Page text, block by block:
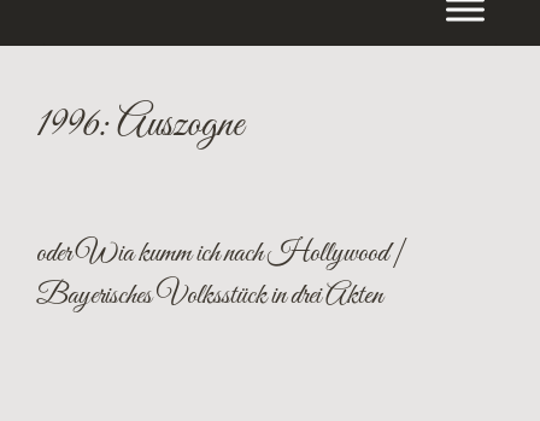
springen
1996: Auszogne
oder Wia kumm ich nach Hollywood |
Bayerisches Volksstück in drei Akten